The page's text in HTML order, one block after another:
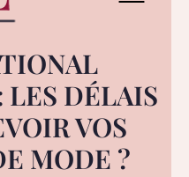
LES DÉLAIS
VOS
MODE ?